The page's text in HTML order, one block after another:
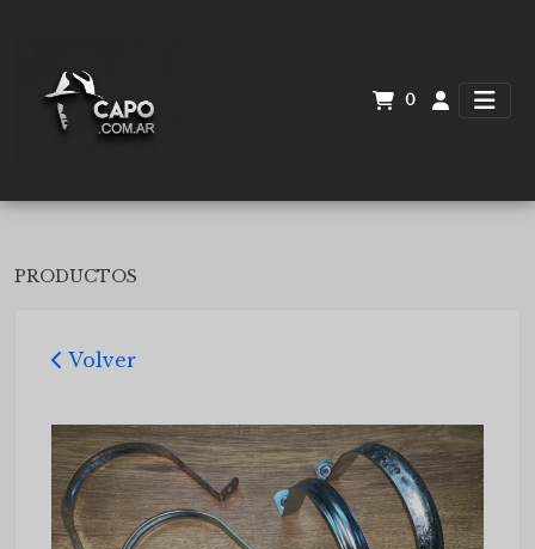
0
PRODUCTOS
Volver